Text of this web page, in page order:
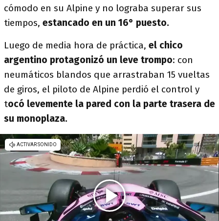
cómodo en su Alpine y no lograba superar sus
tiempos, estancado en un 16° puesto.
Luego de media hora de práctica, el chico
argentino protagonizó un leve trompo: con
neumáticos blandos que arrastraban 15 vueltas
de giros, el piloto de Alpine perdió el control y
tocó levemente la pared con la parte trasera de
su monoplaza.